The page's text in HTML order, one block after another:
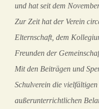
und hat seit dem
Zur Zeit hat der Verein
Elternschaft, dem
Freunden der
Mit den Beiträgen und
Schulverein die
außerunterrichtlichen